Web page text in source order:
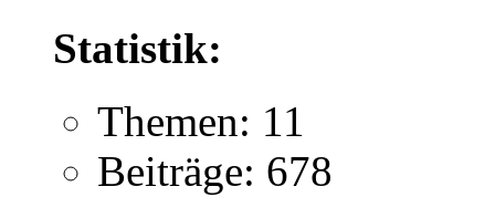
Statistik:
Themen: 11
Beiträge: 678